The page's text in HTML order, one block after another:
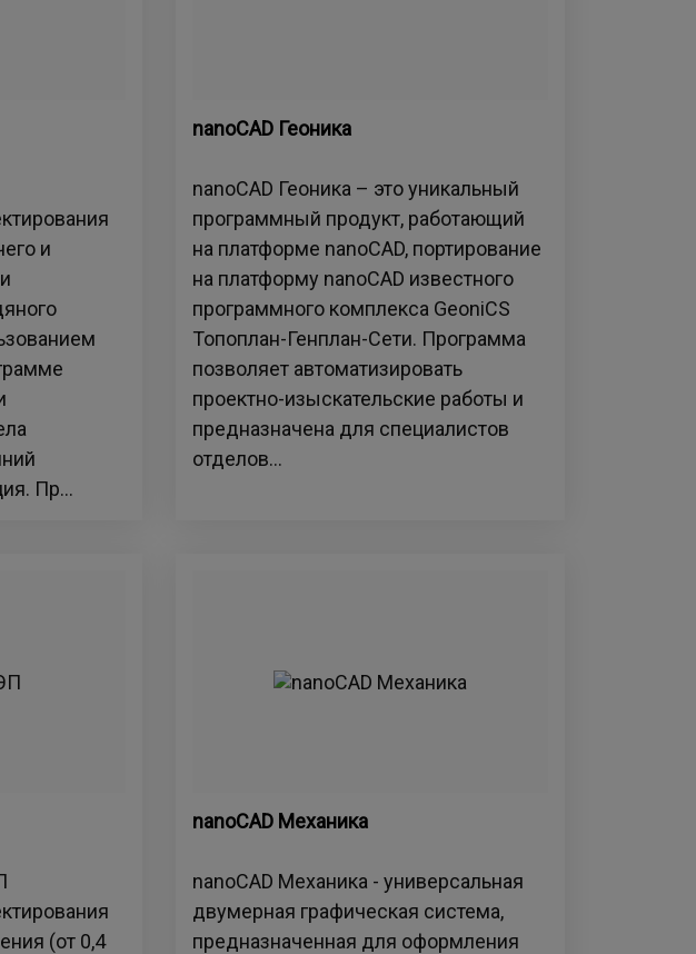
и
Пр...
nanoCAD Геоника
nanoCAD Геоника – это уникальный
программный продукт, работающий
на платформе nanoCAD, портирование
на платформу nanoCAD известного
программного комплекса GeoniCS
Топоплан-Генплан-Сети. Программа
позволяет автоматизировать
проектно-изыскательские работы и
предназначена для специалистов
отделов...
(от 0,4
nanoCAD Механика
nanoCAD Механика - универсальная
двумерная графическая система,
предназначенная для оформления